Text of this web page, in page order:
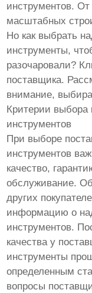
инструментов.
масштабных
Но как выбрать
инструменты,
разочаровали?
поставщика.
внимание,
Критерии выбора
инструментов
При выборе
инструментов
качество,
обслуживание.
других
информацию о
инструментов.
качества у
инструменты
определенным
вопросы